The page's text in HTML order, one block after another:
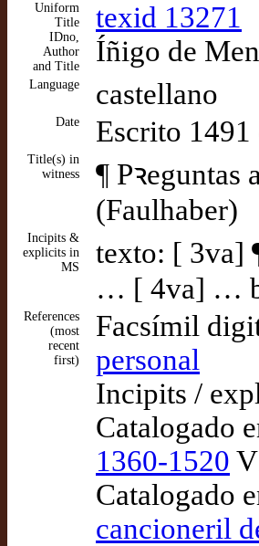
Uniform
Title
IDno,
Author
and Title
texid 13271
Íñigo de
Language castellano
Date Escrito 1491
Title(s) in
witness
¶ Pꝛeguntas
(Faulhaber)
Incipits &
explicits in
MS
texto: [ 3va]
… [ 4va] …
References
(most
recent
first)
Facsímil
personal
Incipits /
Catalogado
1360-1520
Catalogado
cancioneril